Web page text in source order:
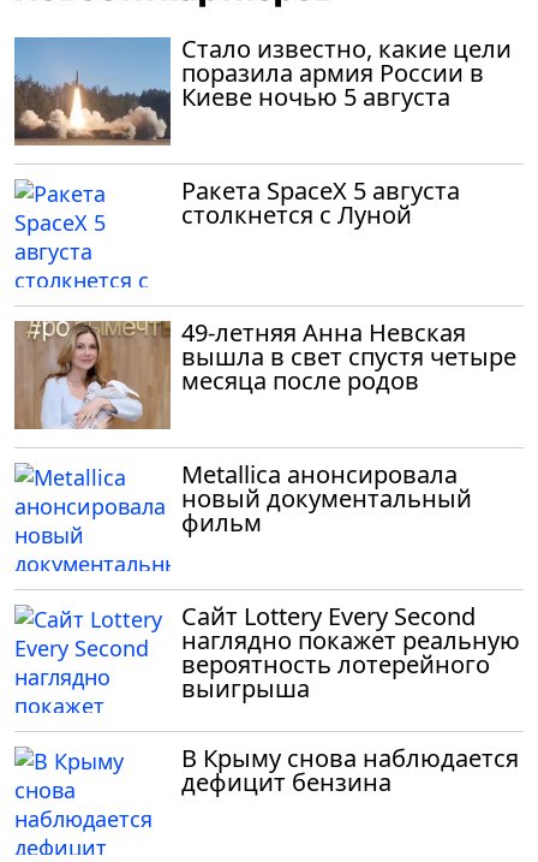
Стало известно, какие цели
поразила армия России в
Киеве ночью 5 августа
Ракета SpaceX 5 августа
столкнется с Луной
49-летняя Анна Невская
вышла в свет спустя четыре
месяца после родов
Metallica анонсировала
новый документальный
фильм
Сайт Lottery Every Second
наглядно покажет реальную
вероятность лотерейного
выигрыша
В Крыму снова наблюдается
дефицит бензина